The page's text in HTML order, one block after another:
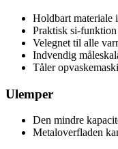
Holdbart materiale
Praktisk si-
Velegnet til alle
Indvendig
Tåler
Ulemper
Den mindre
Metaloverfladen